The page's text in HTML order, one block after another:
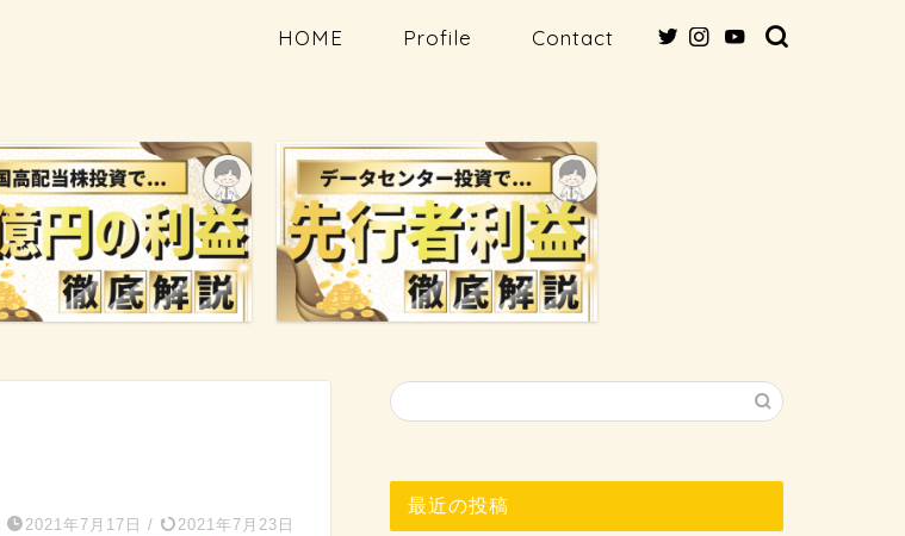
HOME Profile Contact
2021年7月17日 / 2021年7月23日
最近の投稿